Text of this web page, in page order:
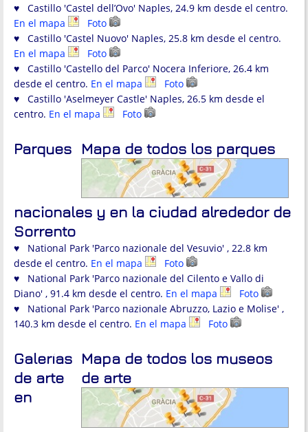
♥ Castillo 'Castel dell’Ovo' Naples, 24.9 km desde el centro.
En el mapa
Foto
♥ Castillo 'Castel Nuovo' Naples, 25.8 km desde el centro.
En el mapa
Foto
♥ Castillo 'Castello del Parco' Nocera Inferiore, 26.4 km
desde el centro. En el mapa
Foto
♥ Castillo 'Aselmeyer Castle' Naples, 26.5 km desde el
centro. En el mapa Foto
Mapa de todos los parques
Parques
nacionales y en la ciudad alrededor de
Sorrento
♥ National Park 'Parco nazionale del Vesuvio' , 22.8 km
desde el centro. En el mapa
Foto
♥ National Park 'Parco nazionale del Cilento e Vallo di
Diano' , 91.4 km desde el centro. En el mapa
Foto
♥ National Park 'Parco nazionale Abruzzo, Lazio e Molise' ,
140.3 km desde el centro. En el mapa Foto
Mapa de todos los museos
de arte
Galerías
de arte
en